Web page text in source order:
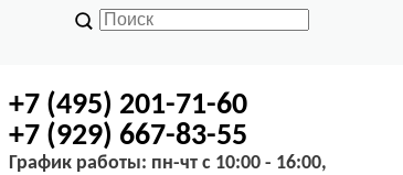
+7 (495) 201-71-60
+7 (929) 667-83-55
График работы: пн-чт с 10:00 - 16:00,